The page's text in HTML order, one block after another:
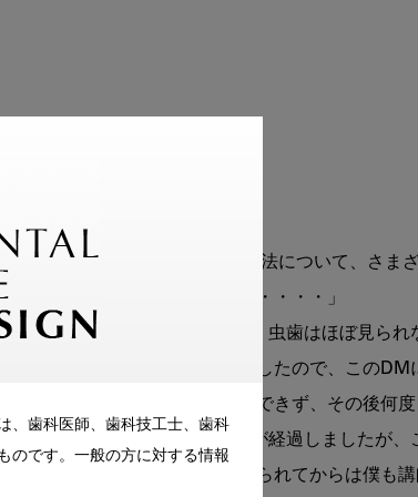
、歯科医師、歯科技工士、歯科
のです。一般の方に対する情報
ます。 私たちは、この解決方法について、さま
あることがわかってきました・・・・」
6歳児、3歳児健診において、虫歯はほぼ見られ
のなさなどが気になっていましたので、このDM
の違いに一度ではとても理解できず、その後何
腔育成を行うようになり３年が経過しましたが、
。一昨年、目良先生が亡くなられてからは僕も